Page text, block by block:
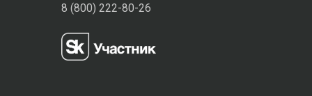
8 (800) 222-80-26